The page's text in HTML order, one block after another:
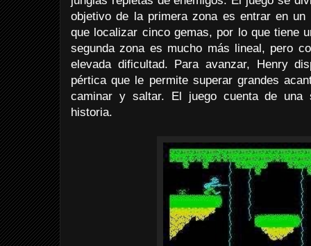
objetivo de la primera zona es entrar en un
que localizar cinco gemas, por lo que tiene
segunda zona es mucho más lineal, pero
elevada dificultad. Para avanzar, Henry
pértica que le permite superar grandes
caminar y saltar. El juego cuenta de una
historia.